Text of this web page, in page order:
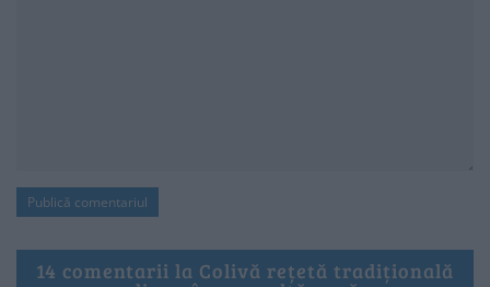
14 comentarii la Colivă rețetă tradițională